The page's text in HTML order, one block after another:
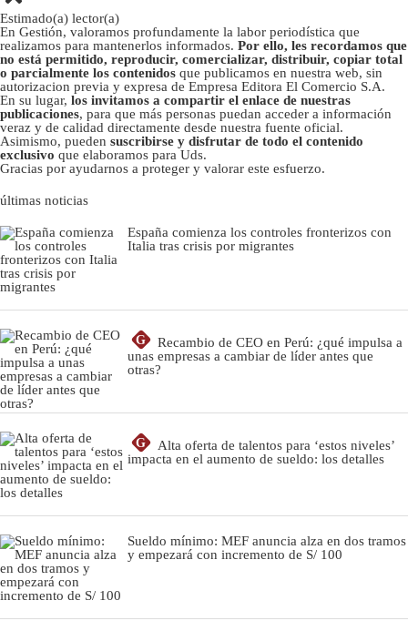
Estimado(a) lector(a)
En Gestión, valoramos profundamente la labor periodística que
realizamos para mantenerlos informados. Por ello, les recordamos que
no está permitido, reproducir, comercializar, distribuir, copiar total
o parcialmente los contenidos que publicamos en nuestra web, sin
autorizacion previa y expresa de Empresa Editora El Comercio S.A.
En su lugar, los invitamos a compartir el enlace de nuestras
publicaciones, para que más personas puedan acceder a información
veraz y de calidad directamente desde nuestra fuente oficial.
Asimismo, pueden suscribirse y disfrutar de todo el contenido
exclusivo que elaboramos para Uds.
Gracias por ayudarnos a proteger y valorar este esfuerzo.
últimas noticias
España comienza los controles fronterizos con
Italia tras crisis por migrantes
G
Recambio de CEO en Perú: ¿qué impulsa a
unas empresas a cambiar de líder antes que
otras?
G
Alta oferta de talentos para ‘estos niveles’
impacta en el aumento de sueldo: los detalles
Sueldo mínimo: MEF anuncia alza en dos tramos
y empezará con incremento de S/ 100